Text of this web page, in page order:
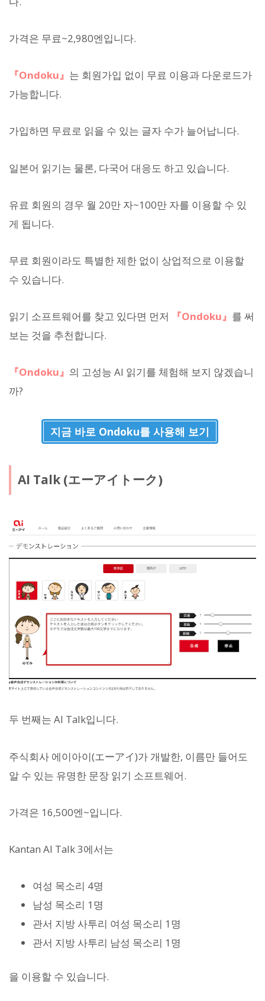
가격은 무료~2,980엔입니다.
『Ondoku』 는 회원가입 없이 무료 이용과 다운로드가
가능합니다.
가입하면 무료로 읽을 수 있는 글자 수가 늘어납니다.
일본어 읽기는 물론, 다국어 대응도 하고 있습니다.
유료 회원의 경우 월 20만 자~100만 자를 이용할 수 있
게 됩니다.
무료 회원이라도 특별한 제한 없이 상업적으로 이용할
수 있습니다.
읽기 소프트웨어를 찾고 있다면 먼저 『Ondoku』 를 써
보는 것을 추천합니다.
『Ondoku』 의 고성능 AI 읽기를 체험해 보지 않겠습니
까?
지금 바로 Ondoku를 사용해 보기
AI Talk (エーアイトーク)
두 번째는 AI Talk입니다.
주식회사 에이아이(エーアイ)가 개발한, 이름만 들어도
알 수 있는 유명한 문장 읽기 소프트웨어.
가격은 16,500엔~입니다.
Kantan AI Talk 3에서는
여성 목소리 4명
남성 목소리 1명
관서 지방 사투리 여성 목소리 1명
관서 지방 사투리 남성 목소리 1명
을 이용할 수 있습니다.